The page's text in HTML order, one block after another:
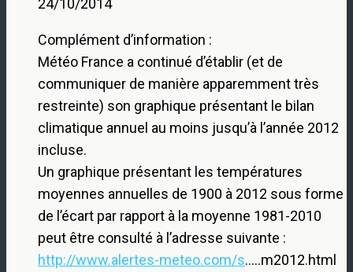
Complément d’information :
Météo France a continué d’établir (et de
communiquer de manière apparemment très
restreinte) son graphique présentant le bilan
climatique annuel au moins jusqu’à l’année 2012
incluse.
Un graphique présentant les températures
moyennes annuelles de 1900 à 2012 sous forme
de l’écart par rapport à la moyenne 1981-2010
peut être consulté à l’adresse suivante :
http://www.alertes-meteo.com/s…..m2012.html